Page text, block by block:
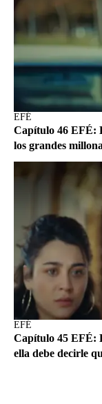
EFÉ
Capítulo 46 EFÉ:
los grandes
EFÉ
Capítulo 45 EFÉ:
ella debe decirle